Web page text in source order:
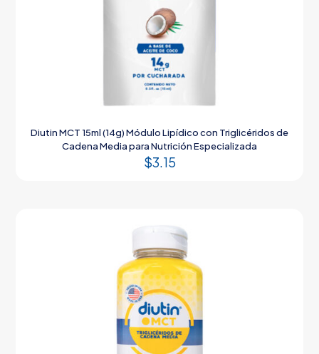
Diutin MCT 15ml (14g) Módulo Lipídico con Triglicéridos de
Cadena Media para Nutrición Especializada
$3.15